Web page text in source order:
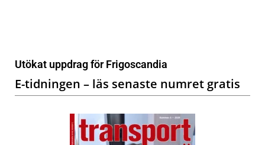
Utökat uppdrag för Frigoscandia
E-tidningen – läs senaste numret gratis